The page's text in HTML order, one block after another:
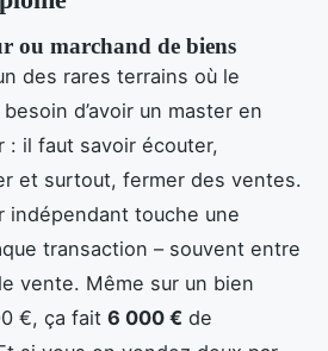
ou marchand de biens
des rares terrains où le
d’avoir un master en
: il faut savoir écouter,
et surtout, fermer des ventes.
indépendant touche une
transaction – souvent entre
vente. Même sur un bien
€, ça fait 6 000 € de